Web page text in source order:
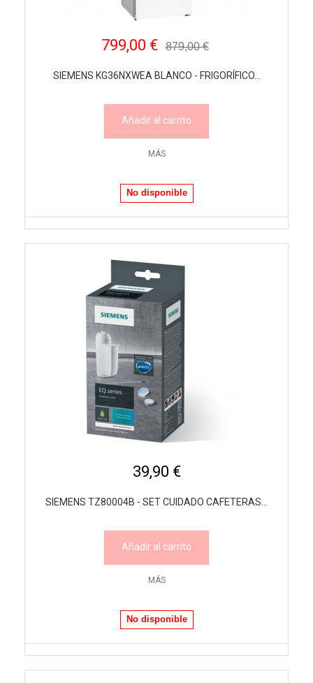
799,00 € 879,00 €
SIEMENS KG36NXWEA BLANCO - FRIGORÍFICO...
Añadir al carrito
MÁS
No disponible
39,90 €
SIEMENS TZ80004B - SET CUIDADO CAFETERAS...
Añadir al carrito
MÁS
No disponible